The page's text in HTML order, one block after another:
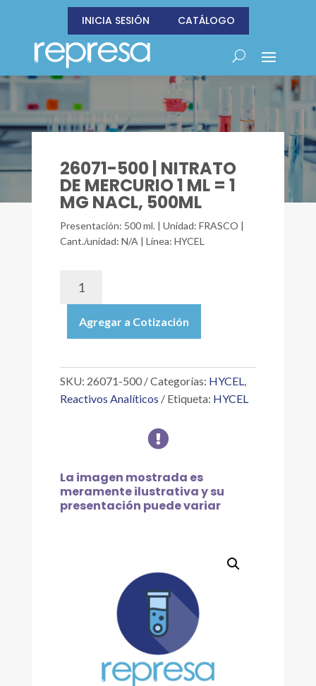
INICIA SESIÓN CATÁLOGO
26071-500 | NITRATO
DE MERCURIO 1 ML = 1
MG NACL, 500ML
Presentación: 500 ml. | Unidad: FRASCO |
Cant./unidad: N/A | Línea: HYCEL
NITRATO
DE
1
=
500ML
cantidad
Agregar a Cotización
SKU: 26071-500 Categorías: HYCEL,
Reactivos Analíticos
Etiqueta: HYCEL

La imagen mostrada es
meramente ilustrativa y su
presentación puede variar